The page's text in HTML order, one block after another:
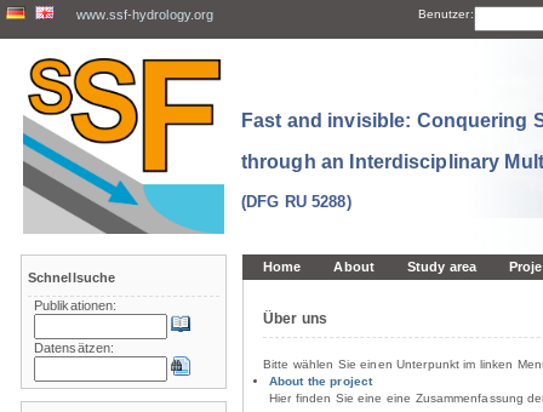
www.ssf-hydrology.org Benutzer:
Fast and invisible: Conquering
through an Interdisciplinary
(DFG RU 5288)
Home About Study area
Über uns
Bitte wählen Sie einen Unterpunkt im linken
About the project
Hier finden Sie eine eine Zusammenfassung
Schnellsuche
Publikationen:
Datensätzen: